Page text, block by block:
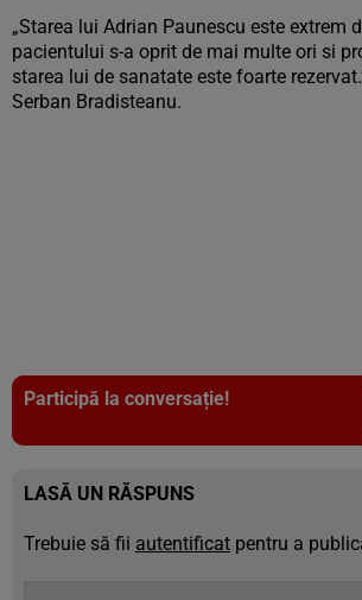
„Starea lui Adrian Paunescu este extrem
pacientului s-a oprit de mai multe ori si
starea lui de sanatate este foarte
Serban Bradisteanu.
Participă la conversație!
LASĂ UN RĂSPUNS
Trebuie să fii autentificat pentru a